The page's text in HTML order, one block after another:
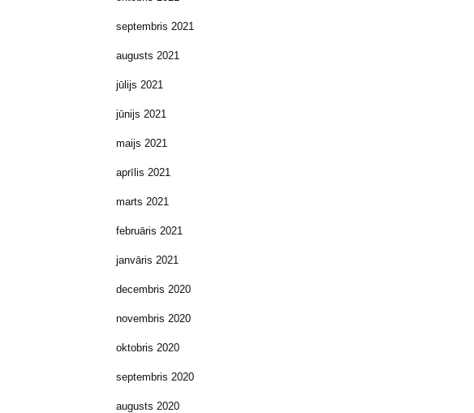
septembris 2021
augusts 2021
jūlijs 2021
jūnijs 2021
maijs 2021
aprīlis 2021
marts 2021
februāris 2021
janvāris 2021
decembris 2020
novembris 2020
oktobris 2020
septembris 2020
augusts 2020